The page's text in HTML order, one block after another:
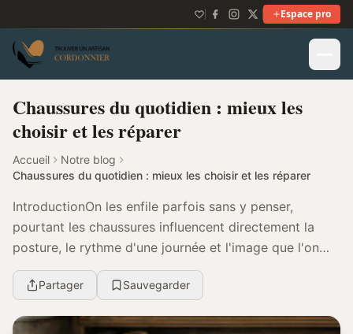
Espace pro
Chaussures du quotidien : mieux les
choisir et les réparer
Accueil
Notre blog
Chaussures du quotidien : mieux les choisir et les réparer
IntroductionOn les enfile parfois sans y penser,
pourtant les chaussures influencent directement la
posture, le rythme d'une journée et l'image que l'on
renvoie. Entre les trajets, le travail, les sor...
Partager Sauvegarder